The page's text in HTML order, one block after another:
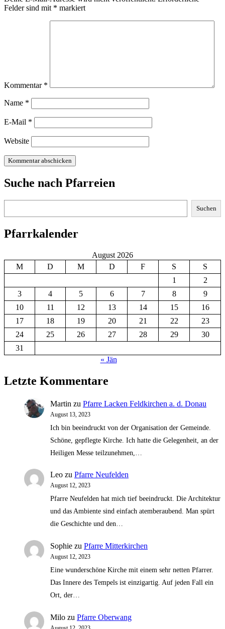
Felder sind mit * markiert
Kommentar *
Name *
E-Mail *
Website
Suche nach Pfarreien
Suchen
Pfarrkalender
August 2026
M
D M D F S
S
1
2
3
4 5 6 7 8
9
10
11 12 13 14 15
16
17
18 19 20 21 22
23
24
25 26 27 28 29
30
31
« Jän
Letzte Kommentare
Martin zu Pfarre Lacken Feldkirchen a. d. Donau
August 13, 2023
Ich bin beeindruckt von der Organisation der Gemeinde.
Schöne, gepflegte Kirche. Ich hatte die Gelegenheit, an der
Heiligen Messe teilzunehmen,…
Leo zu Pfarre Neufelden
August 12, 2023
Pfarre Neufelden hat mich tief beeindruckt. Die Architektur
und das Ambiente sind einfach atemberaubend. Man spürt
die Geschichte und den…
Sophie zu Pfarre Mitterkirchen
August 12, 2023
Eine wunderschöne Kirche mit einem sehr netten Pfarrer.
Das Innere des Tempels ist einzigartig. Auf jeden Fall ein
Ort, der…
Milo zu Pfarre Oberwang